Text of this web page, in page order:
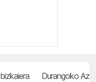
bizkaiera Durangoko